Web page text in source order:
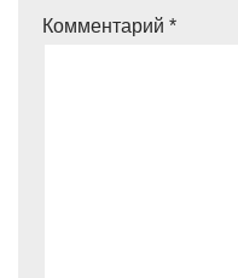
Комментарий *